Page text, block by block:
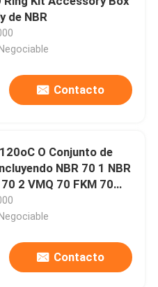
de NBR
Contacto
O Conjunto de
NBR 70 1 NBR
2 VMQ 70 FKM 70
adecuados para
usos industriales
Contacto